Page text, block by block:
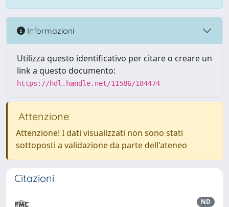
Informazioni
Utilizza questo identificativo per citare o creare un
link a questo documento:
https://hdl.handle.net/11586/184474
Attenzione
Attenzione! I dati visualizzati non sono stati
sottoposti a validazione da parte dell'ateneo
Citazioni
ND